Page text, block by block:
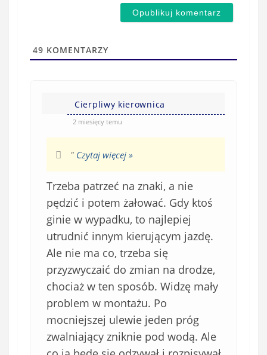
w
(
49 KOMENTARZY
Cierpliwy kierownica
2 miesięcy temu
" Czytaj więcej »
Trzeba patrzeć na znaki, a nie
pędzić i potem żałować. Gdy ktoś
ginie w wypadku, to najlepiej
utrudnić innym kierującym jazdę.
Ale nie ma co, trzeba się
przyzwyczaić do zmian na drodze,
chociaż w ten sposób. Widzę mały
problem w montażu. Po
mocniejszej ulewie jeden próg
zwalniający zniknie pod wodą. Ale